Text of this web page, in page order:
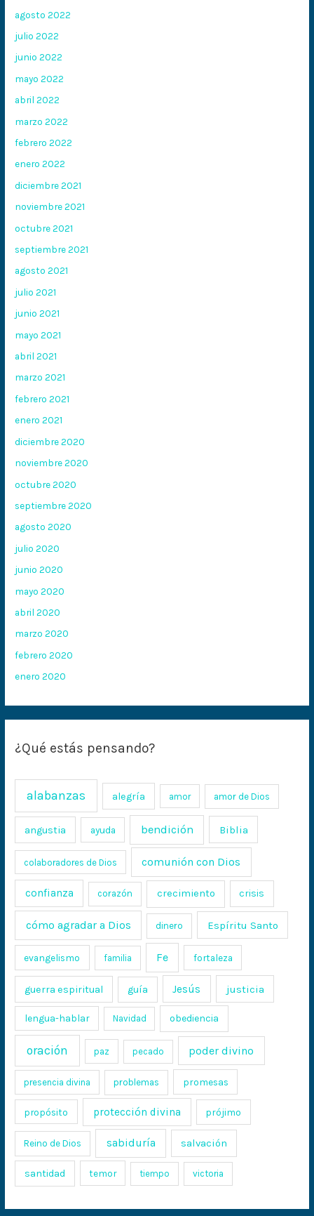
agosto 2022
julio 2022
junio 2022
mayo 2022
abril 2022
marzo 2022
febrero 2022
enero 2022
diciembre 2021
noviembre 2021
octubre 2021
septiembre 2021
agosto 2021
julio 2021
junio 2021
mayo 2021
abril 2021
marzo 2021
febrero 2021
enero 2021
diciembre 2020
noviembre 2020
octubre 2020
septiembre 2020
agosto 2020
julio 2020
junio 2020
mayo 2020
abril 2020
marzo 2020
febrero 2020
enero 2020
¿Qué estás pensando?
alabanzas alegría amor amor de Dios
angustia ayuda bendición Biblia
colaboradores de Dios comunión con Dios
confianza corazón crecimiento crisis
cómo agradar a Dios dinero Espíritu Santo
evangelismo familia Fe fortaleza
guerra espiritual guía Jesús justicia
lengua-hablar Navidad obediencia
oración paz pecado poder divino
presencia divina problemas promesas
propósito protección divina prójimo
Reino de Dios sabiduría salvación
santidad temor tiempo victoria